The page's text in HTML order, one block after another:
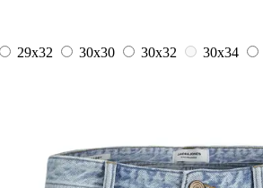
29x32 30x30 30x32 30x34